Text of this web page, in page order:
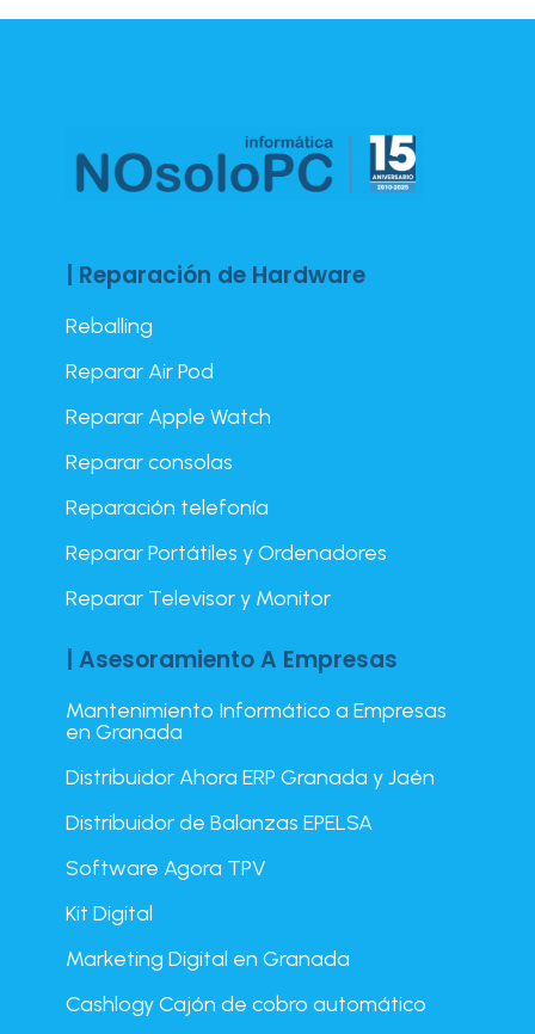
| Reparación de Hardware
Reballing
Reparar Air Pod
Reparar Apple Watch
Reparar consolas
Reparación telefonía
Reparar Portátiles y Ordenadores
Reparar Televisor y Monitor
| Asesoramiento A Empresas
Mantenimiento Informático a Empresas
en Granada
Distribuidor Ahora ERP Granada y Jaén
Distribuidor de Balanzas EPELSA
Software Agora TPV
Kit Digital
Marketing Digital en Granada
Cashlogy Cajón de cobro automático